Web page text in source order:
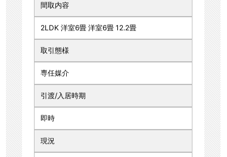
間取内容
2LDK 洋室6畳 洋室6畳 12.2畳
取引態様
専任媒介
引渡/入居時期
即時
現況